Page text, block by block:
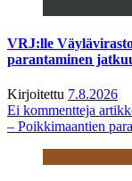
VRJ:lle
parantaminen
Kirjoitettu 7.8.2026
Ei kommentteja
– Poikkimaantien